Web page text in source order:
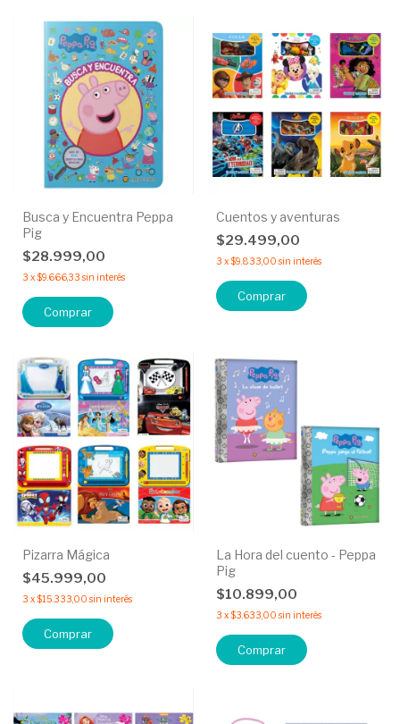
Busca y Encuentra Peppa
Pig
$28.999,00
3 x$9.666,33 sin interés
Cuentos y aventuras
$29.499,00
3 x$9.833,00 sin interés
Comprar
Pizarra Mágica
$45.999,00
3 x$15.333,00 sin interés
Comprar
La Hora del cuento - Peppa
Pig
$10.899,00
3 x$3.633,00 sin interés
Comprar